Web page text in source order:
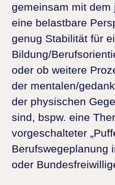
gemeinsam mit dem
eine belastbare
genug Stabilität für
Bildung/
oder ob weitere
der mentalen/
der physischen
sind, bspw. eine
vorgeschalteter
Berufswegeplanung
oder